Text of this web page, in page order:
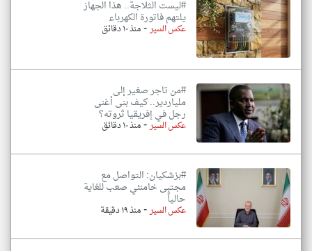
#ليست الثلاجة.. هذا الجهاز
يلتهم فاتورة الكهرباء
عكس السير-منذ ١٠ دقائق
#من تاجر صغير إلى
ملياردير.. كيف بنى أغنى
رجل في إفريقيا ثروته؟
عكس السير-منذ ١٠ دقائق
#بزشكيان: التواصل مع
مجتبى خامنئي صعب للغاية
حالياً
عكس السير-منذ ١٩ دقيقة